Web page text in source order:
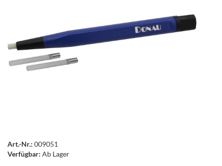
Art.-Nr.: 009051
Verfügbar: Ab Lager